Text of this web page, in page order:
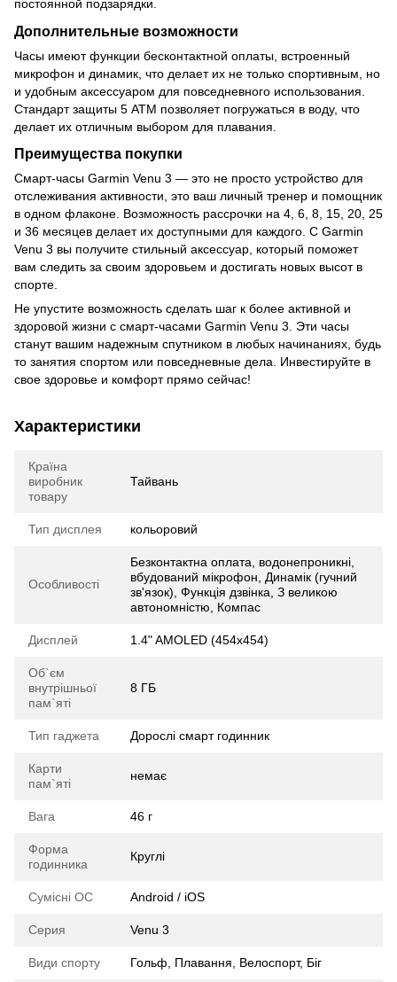
постоянной подзарядки.
Дополнительные возможности
Часы имеют функции бесконтактной оплаты, встроенный
микрофон и динамик, что делает их не только спортивным, но
и удобным аксессуаром для повседневного использования.
Стандарт защиты 5 ATM позволяет погружаться в воду, что
делает их отличным выбором для плавания.
Преимущества покупки
Смарт-часы Garmin Venu 3 — это не просто устройство для
отслеживания активности, это ваш личный тренер и помощник
в одном флаконе. Возможность рассрочки на 4, 6, 8, 15, 20, 25
и 36 месяцев делает их доступными для каждого. С Garmin
Venu 3 вы получите стильный аксессуар, который поможет
вам следить за своим здоровьем и достигать новых высот в
спорте.
Не упустите возможность сделать шаг к более активной и
здоровой жизни с смарт-часами Garmin Venu 3. Эти часы
станут вашим надежным спутником в любых начинаниях, будь
то занятия спортом или повседневные дела. Инвестируйте в
свое здоровье и комфорт прямо сейчас!
Характеристики
Країна
виробник
товару
Тайвань
Тип дисплея кольоровий
Особливості
Безконтактна оплата, водонепроникні,
вбудований мікрофон, Динамік (гучний
зв'язок), Функція дзвінка, З великою
автономністю, Компас
Дисплей 1.4" AMOLED (454x454)
Об`єм
внутрішньої
пам`яті
8 ГБ
Тип гаджета Дорослі смарт годинник
Карти
пам`яті
немає
Вага 46 г
Форма
годинника
Круглі
Сумісні ОС Android / iOS
Серия Venu 3
Види спорту Гольф, Плавання, Велоспорт, Біг